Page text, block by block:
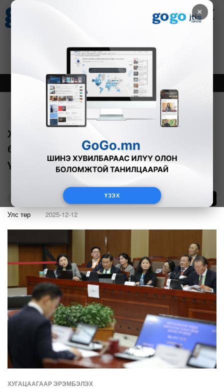
×
ҮЗЭХ
Зурхай
8.07
Онцлох Шинэ
Хянан шалгах түр хорооны нотлох
баримтыг шинжлэн судлах сонсгол
үргэлжилж байна
О.Батхишиг
Улс төр 2025-12-12
ХУГАЦААГААР ЭРЭМБЭЛЭХ